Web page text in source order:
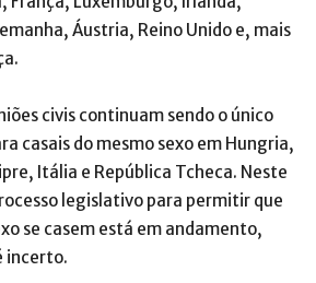
Áustria, Reino Unido e, mais
civis continuam sendo o único
casais do mesmo sexo em Hungria,
Itália e República Tcheca. Neste
legislativo para permitir que
se casem está em andamento,
incerto.